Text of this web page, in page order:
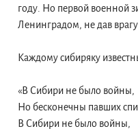
году. Но первой военной
Ленинградом, не дав
Каждому сибиряку
«В Сибири не было войны,
Но бесконечны павших
В Сибири не было войны,